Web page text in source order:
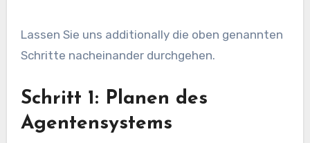
Lassen Sie uns additionally die oben genannten
Schritte nacheinander durchgehen.
Schritt 1: Planen des
Agentensystems